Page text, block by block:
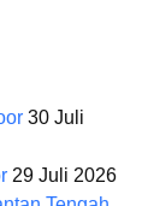
30 Juli
29 Juli 2026